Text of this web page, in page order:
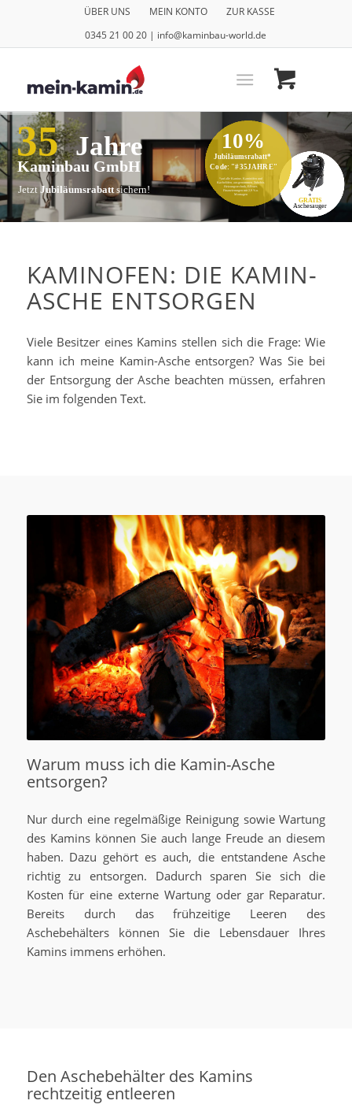
ÜBER UNS MEIN KONTO
ZUR KASSE
0345 21 00 20 | info@kaminbau-world.de
Kaminbau GmbH
35 Jahre
JetztJubiläumsrabattsichern!
10%
Jubiläumsrabatt*
*auf alle Kamine, Kaminöfen und
Kachelöfen, ausgenommen, Zubehör,
Heizungstechnik, E-Feuer,
Finanzierungen mit 2,9 % u.
Montagen
Code: "#35JAHRE"
GRATIS
+
Aschesauger
KAMINOFEN: DIE KAMIN-
ASCHE ENTSORGEN
Viele Besitzer eines Kamins stellen sich die Frage: Wie
kann ich meine Kamin-Asche entsorgen? Was Sie bei
der Entsorgung der Asche beachten müssen, erfahren
Sie im folgenden Text.
Warum muss ich die Kamin-Asche
entsorgen?
Nur durch eine regelmäßige Reinigung sowie Wartung
des Kamins können Sie auch lange Freude an diesem
haben. Dazu gehört es auch, die entstandene Asche
richtig zu entsorgen. Dadurch sparen Sie sich die
Kosten für eine externe Wartung oder gar Reparatur.
Bereits durch das frühzeitige Leeren des
Aschebehälters können Sie die Lebensdauer Ihres
Kamins immens erhöhen.
Den Aschebehälter des Kamins
rechtzeitig entleeren